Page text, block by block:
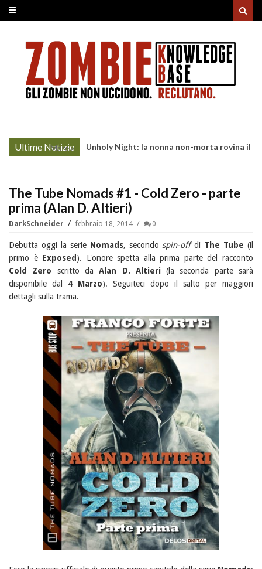
Ultime Notizie
More »
Unholy Night: la nonna non-morta rovina il
The Tube Nomads #1 - Cold Zero - parte
prima (Alan D. Altieri)
DarkSchneider febbraio 18, 2014 0
Debutta oggi la serie Nomads, secondospin-offdi The Tube (il
primo è Exposed). L'onore spetta alla prima parte del racconto
Cold Zero scritto daAlan D. Altieri(la seconda parte sarà
disponibile dal 4 Marzo). Seguiteci dopo il salto per maggiori
dettagli sulla trama.